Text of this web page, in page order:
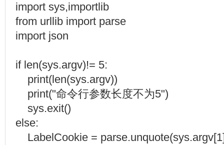
import sys,importlib
from urllib import parse
import json
if len(sys.argv)!= 5:
print(len(sys.argv))
print("命令行参数长度不为5")
sys.exit()
else:
LabelCookie =